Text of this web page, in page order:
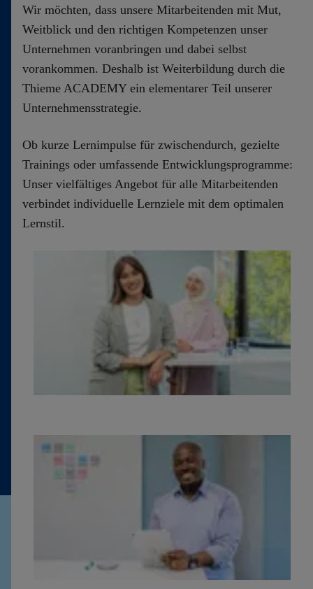
Wir möchten, dass unsere Mitarbeitenden mit Mut,
Weitblick und den richtigen Kompetenzen unser
Unternehmen voranbringen und dabei selbst
vorankommen. Deshalb ist Weiterbildung durch die
Thieme ACADEMY ein elementarer Teil unserer
Unternehmensstrategie.
Ob kurze Lernimpulse für zwischendurch, gezielte
Trainings oder umfassende Entwicklungsprogramme:
Unser vielfältiges Angebot für alle Mitarbeitenden
verbindet individuelle Lernziele mit dem optimalen
Lernstil.